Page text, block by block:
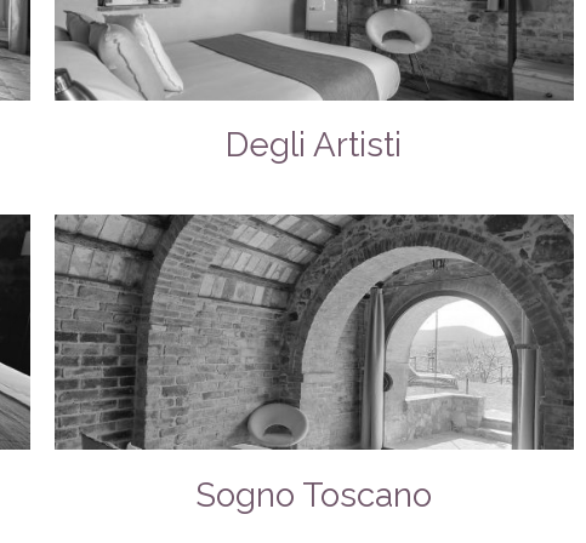
Degli Artisti
Sogno Toscano